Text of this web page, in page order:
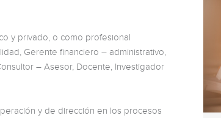
y privado, o como profesional
Gerente financiero – administrativo,
– Asesor, Docente, Investigador
y de dirección en los procesos